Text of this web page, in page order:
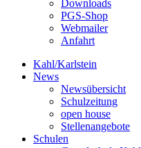
Downloads
PGS-Shop
Webmailer
Anfahrt
Kahl/Karlstein
News
Newsübersicht
Schulzeitung
open house
Stellenangebote
Schulen